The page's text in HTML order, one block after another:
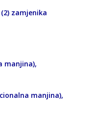
zamjenika
manjina),
manjina),